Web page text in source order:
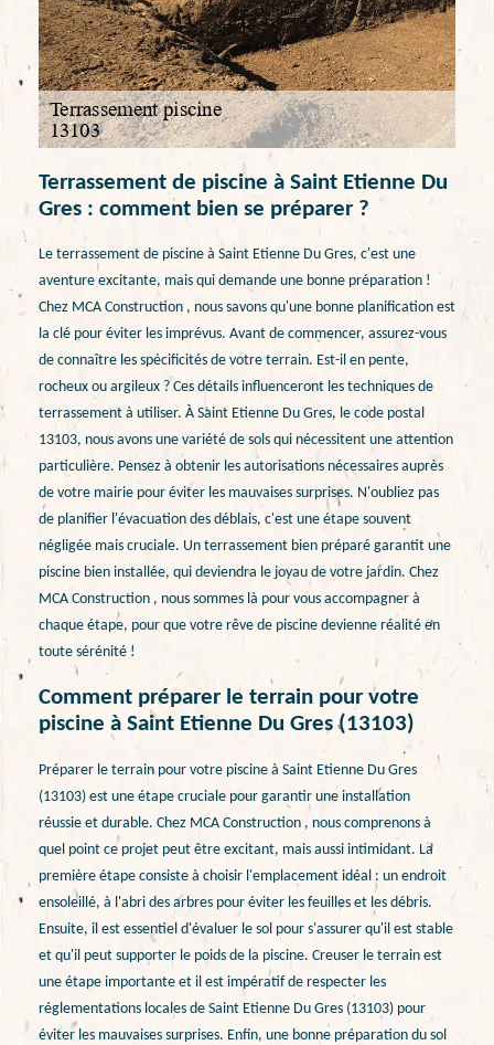
Terrassement de piscine à Saint Etienne Du
Gres : comment bien se préparer ?
Le terrassement de piscine à Saint Etienne Du Gres, c'est une
aventure excitante, mais qui demande une bonne préparation !
Chez MCA Construction , nous savons qu'une bonne planification est
la clé pour éviter les imprévus. Avant de commencer, assurez-vous
de connaître les spécificités de votre terrain. Est-il en pente,
rocheux ou argileux ? Ces détails influenceront les techniques de
terrassement à utiliser. À Saint Etienne Du Gres, le code postal
13103, nous avons une variété de sols qui nécessitent une attention
particulière. Pensez à obtenir les autorisations nécessaires auprès
de votre mairie pour éviter les mauvaises surprises. N'oubliez pas
de planifier l'évacuation des déblais, c'est une étape souvent
négligée mais cruciale. Un terrassement bien préparé garantit une
piscine bien installée, qui deviendra le joyau de votre jardin. Chez
MCA Construction , nous sommes là pour vous accompagner à
chaque étape, pour que votre rêve de piscine devienne réalité en
toute sérénité !
Comment préparer le terrain pour votre
piscine à Saint Etienne Du Gres (13103)
Préparer le terrain pour votre piscine à Saint Etienne Du Gres
(13103) est une étape cruciale pour garantir une installation
réussie et durable. Chez MCA Construction , nous comprenons à
quel point ce projet peut être excitant, mais aussi intimidant. La
première étape consiste à choisir l'emplacement idéal : un endroit
ensoleillé, à l'abri des arbres pour éviter les feuilles et les débris.
Ensuite, il est essentiel d'évaluer le sol pour s'assurer qu'il est stable
et qu'il peut supporter le poids de la piscine. Creuser le terrain est
une étape importante et il est impératif de respecter les
réglementations locales de Saint Etienne Du Gres (13103) pour
éviter les mauvaises surprises. Enfin, une bonne préparation du sol